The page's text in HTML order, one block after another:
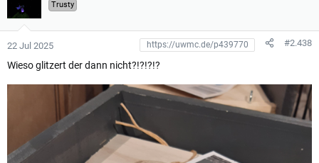
n
Trusty
22 Jul 2025 #2.438
Wieso glitzert der dann nicht?!?!?!?